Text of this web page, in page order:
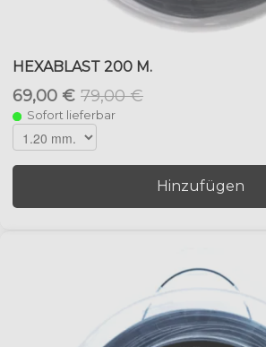
HEXABLAST 200 M.
69,00 € 79,00 €
Sofort lieferbar
Hinzufügen